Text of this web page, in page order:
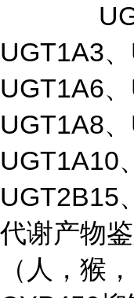
UGT酶
UGT1A3、
UGT1A6、
UGT1A8、
UGT1A10
UGT2B15
代谢产物
（人，猴